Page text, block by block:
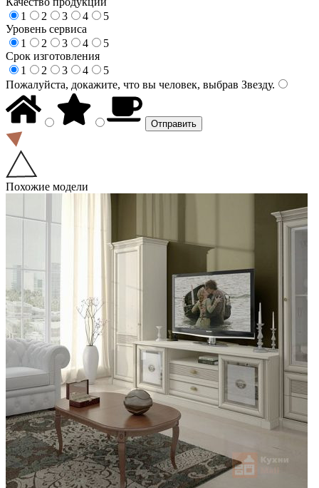
1
2 3 4
5
Уровень сервиса
1
2 3 4
5
Срок изготовления
1
2 3 4
5
Пожалуйста, докажите, что вы человек, выбрав Звезду.
Похожие модели